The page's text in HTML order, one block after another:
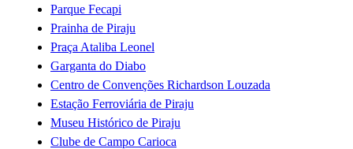
Parque Fecapi
Prainha de Piraju
Praça Ataliba Leonel
Garganta do Diabo
Centro de Convenções Richardson Louzada
Estação Ferroviária de Piraju
Museu Histórico de Piraju
Clube de Campo Carioca